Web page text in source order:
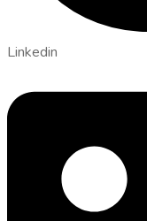
Linkedin